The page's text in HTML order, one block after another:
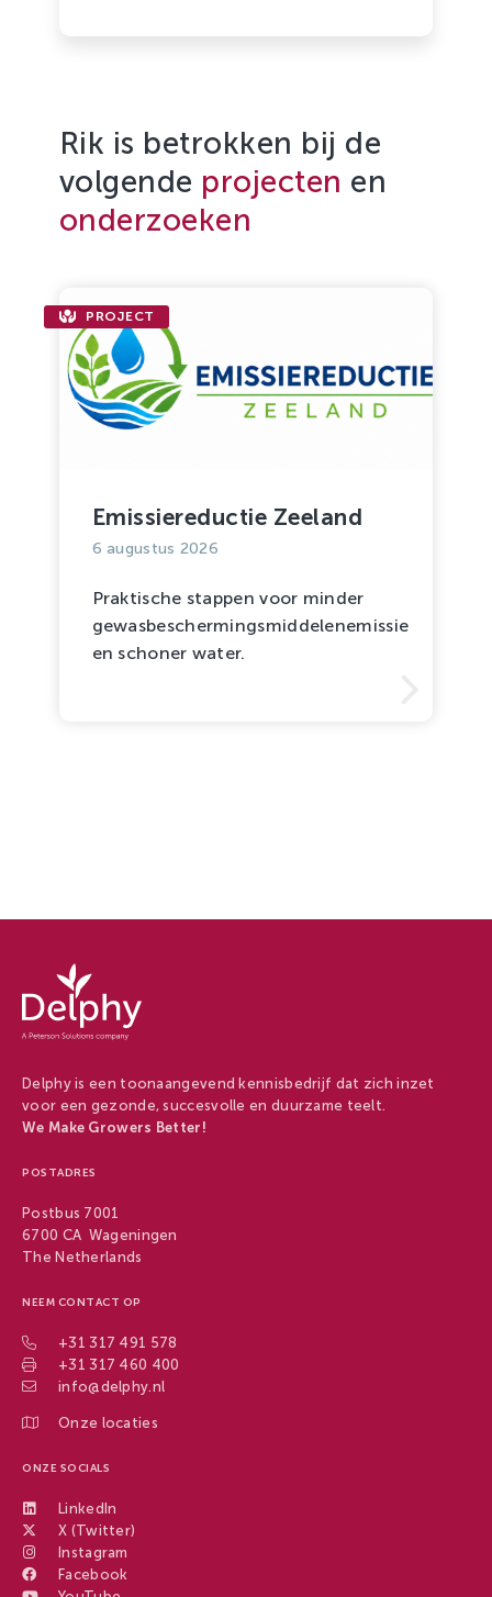
Rik is betrokken bij de
volgende projecten en
onderzoeken
Emissiereductie Zeeland
6 augustus 2026
Praktische stappen voor minder
gewasbeschermingsmiddelenemissie
en schoner water.
PROJECT
Delphy
-
Delphy
Delphy is een toonaangevend kennisbedrijf dat zich inzet
voor een gezonde, succesvolle en duurzame teelt.
We Make Growers Better!
POSTADRES
Postbus 7001
6700 CA Wageningen
The Netherlands
NEEM CONTACT OP
+31 317 491 578
+31 317 460 400
info@delphy.nl
Onze locaties
ONZE SOCIALS
LinkedIn
X (Twitter)
Instagram
Facebook